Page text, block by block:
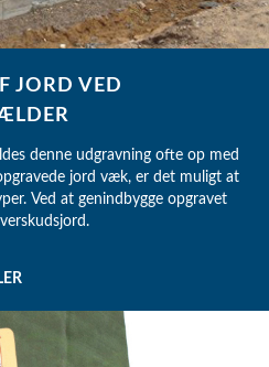
JORD VED
denne udgravning ofte op med
jord væk, er det muligt at
Ved at genindbygge opgravet